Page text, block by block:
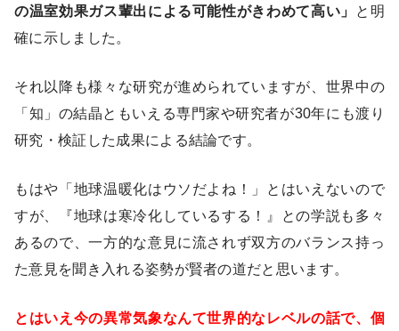
の温室効果ガス輩出による可能性がきわめて高い」
と明
確に示しました。
それ以降も様々な研究が進められていますが、世界中の
「知」の結晶ともいえる専門家や研究者が30年にも渡り
研究・検証した成果による結論です。
もはや「地球温暖化はウソだよね！」とはいえないので
すが、『地球は寒冷化しているする！』との学説も多々
あるので、一方的な意見に流されず双方のバランス持っ
た意見を聞き入れる姿勢が賢者の道だと思います。
とはいえ今の異常気象なんて世界的なレベルの話で、個